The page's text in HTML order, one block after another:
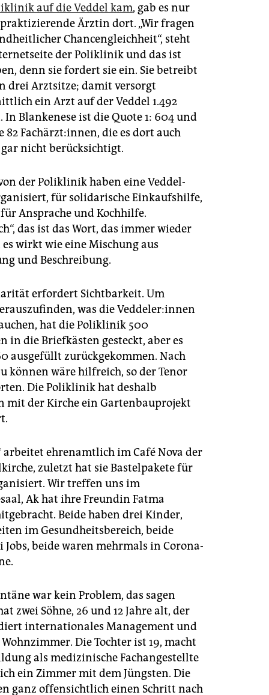
auf die Veddel kam, gab es nur
Ärztin dort. „Wir fragen
Chancengleichheit“, steht
der Poliklinik und das ist
denn sie fordert sie ein. Sie betreibt
drei Arztsitze; damit versorgt
ein Arzt auf der Veddel 1.492
In Blankenese ist die Quote 1: 604 und
82 Fachärzt:innen, die es dort auch
nicht berücksichtigt.
der Poliklinik haben eine Veddel-
für solidarische Einkaufshilfe,
Ansprache und Kochhilfe.
das ist das Wort, das immer wieder
wirkt wie eine Mischung aus
und Beschreibung.
erfordert Sichtbarkeit. Um
was die Ved­de­le­r:in­nen
hat die Poliklinik 500
in die Briefkästen gesteckt, aber es
ausgefüllt zurückgekommen. Nach
können wäre hilfreich, so der Tenor
Die Poliklinik hat deshalb
mit der Kirche ein Gartenbauprojekt
arbeitet ehrenamtlich im Café Nova der
zuletzt hat sie Bastelpakete für
Wir treffen uns im
Ak hat ihre Freundin Fatma
Beide haben drei Kinder,
im Gesundheitsbereich, beide
Jobs, beide waren mehrmals in Corona-
war kein Problem, das sagen
zwei Söhne, 26 und 12 Jahre alt, der
internationales Management und
Die Tochter ist 19, macht
als medizinische Fachangestellte
ein Zimmer mit dem Jüngsten. Die
ganz offensichtlich einen Schritt nach